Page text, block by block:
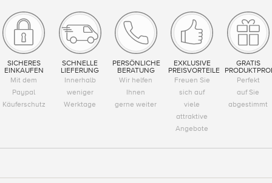
SICHERES
EINKAUFEN
Mit dem
Paypal
Käuferschutz
SCHNELLE
LIEFERUNG
Innerhalb
weniger
Werktage
PERSÖNLICHE
BERATUNG
Wir helfen
Ihnen
gerne weiter
EXKLUSIVE
PREISVORTEILE
Freuen Sie
sich auf
viele
attraktive
Angebote
GRATIS
Perfekt
auf Sie
abgestimmt